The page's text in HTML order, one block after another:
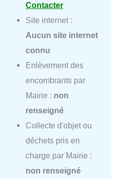
Contacter
Site internet :
Aucun site internet
connu
Enlèvement des
encombrants par
Mairie : non
renseigné
Collecte d'objet ou
déchets pris en
charge par Mairie :
non renseigné